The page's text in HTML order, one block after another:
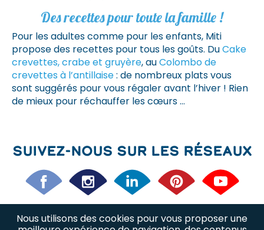
Des recettes pour toute la famille !
Pour les adultes comme pour les enfants, Miti
propose des recettes pour tous les goûts. DuCake
crevettes, crabe et gruyère, auColombo de
crevettes à l’antillaise: de nombreux plats vous
sont suggérés pour vous régaler avant l’hiver ! Rien
de mieux pour réchauffer les cœurs …
Suivez-nous sur les réseaux
Nous utilisons des cookies pour vous proposer une